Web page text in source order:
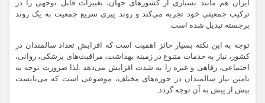
ایران هم مانند بسیاری از کشورهای جهان، تغییرات قابل توجهی را در
ترکیب جمعیتی خود تجربه می‌کند و روند پیری سریع جمعیت به یک روند
برجسته تبدیل شده است.
توجه به این نکته بسیار حائز اهمیت است که افزایش تعداد سالمندان در
کشور، نیاز به خدمات متنوع در زمینه بهداشت، مراقبت‌های پزشکی، روانی،
اجتماعی، رفاهی و غیره را به شدت افزایش می‌دهد .لذا ضرورت توجه به
تامین نیاز سالمندان در حوزه‌های مختلف، موضوعی است که می‌بایست
بیش از پیش به آن توجه گردد.